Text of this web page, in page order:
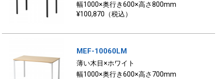
幅1000×奥行き600×高さ800mm
¥100,870（税込）
MEF-10060LM
薄い木目×ホワイト
幅1000×奥行き600×高さ700mm